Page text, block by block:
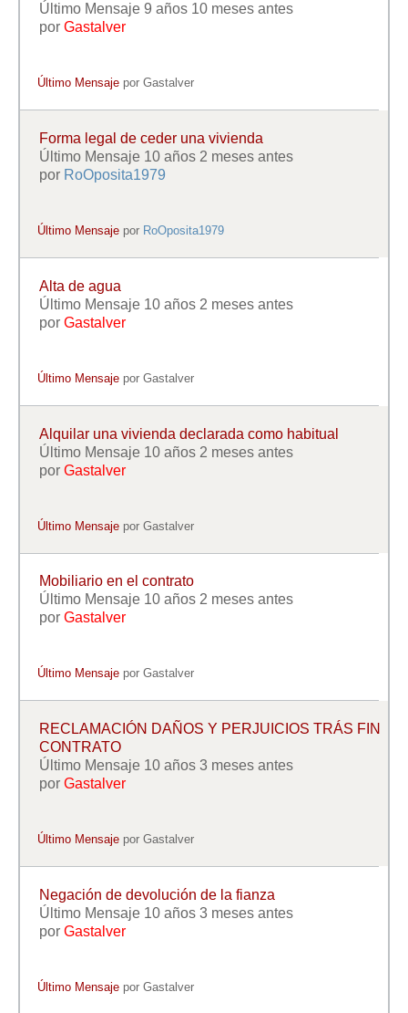
Último Mensaje 9 años 10 meses antes
por Gastalver
Último Mensaje porGastalver
Forma legal de ceder una vivienda
Último Mensaje 10 años 2 meses antes
por RoOposita1979
Último Mensaje por RoOposita1979
Alta de agua
Último Mensaje 10 años 2 meses antes
por Gastalver
Último Mensaje porGastalver
Alquilar una vivienda declarada como habitual
Último Mensaje 10 años 2 meses antes
por Gastalver
Último Mensaje porGastalver
Mobiliario en el contrato
Último Mensaje 10 años 2 meses antes
por Gastalver
Último Mensaje porGastalver
RECLAMACIÓN DAÑOS Y PERJUICIOS TRÁS FIN
CONTRATO
Último Mensaje 10 años 3 meses antes
por Gastalver
Último Mensaje porGastalver
Negación de devolución de la fianza
Último Mensaje 10 años 3 meses antes
por Gastalver
Último Mensaje porGastalver